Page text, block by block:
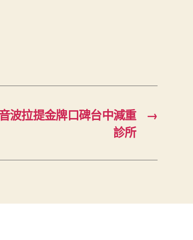
→
波拉提金牌口碑台中減重
診所